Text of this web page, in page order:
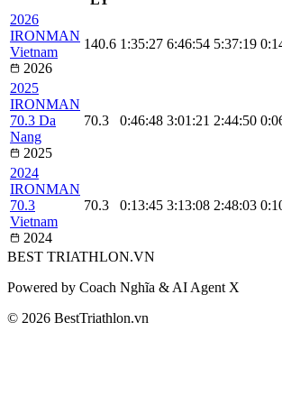
2026
IRONMAN
Vietnam
2026
140.6 1:35:27 6:46:54 5:37:19
2025
IRONMAN
70.3 Da
Nang
2025
70.3 0:46:48 3:01:21 2:44:50
2024
IRONMAN
70.3
Vietnam
2024
70.3 0:13:45 3:13:08 2:48:03
BEST TRIATHLON.VN
Powered by Coach Nghĩa & AI Agent X
© 2026 BestTriathlon.vn